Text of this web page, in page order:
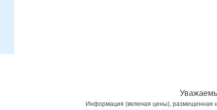
Информация (включая цены), размещенная